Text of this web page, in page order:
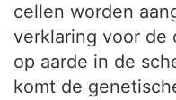
cellen worden
verklaring voor de
op aarde in de
komt de